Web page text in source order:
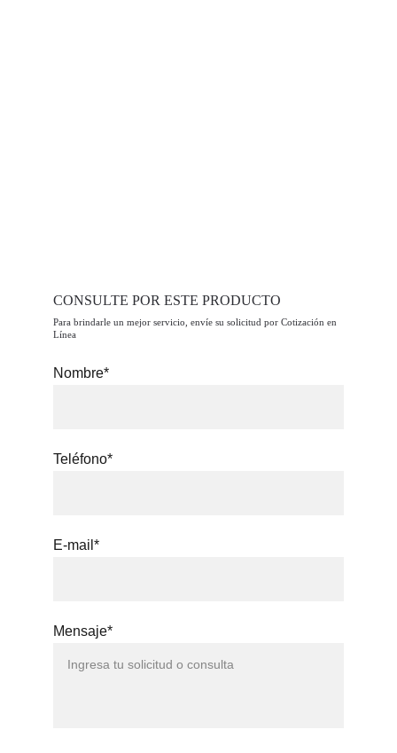
CONSULTE POR ESTE PRODUCTO
Para brindarle un mejor servicio, envíe su solicitud por Cotización en
Línea
Nombre*
Teléfono*
E-mail*
Mensaje*